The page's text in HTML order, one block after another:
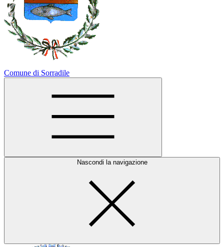
Comune di Sorradile
Nascondi la navigazione